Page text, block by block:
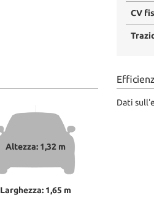
CV
Altezza: 1,32 m
Larghezza: 1,65 m
Dati